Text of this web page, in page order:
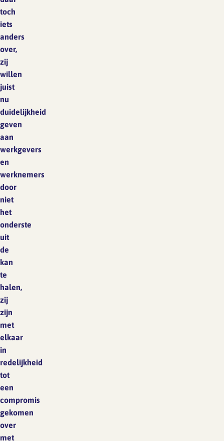
toch
iets
anders
over,
zij
willen
juist
nu
duidelijkheid
geven
aan
werkgevers
en
werknemers
door
niet
het
onderste
uit
de
kan
te
halen,
zij
zijn
met
elkaar
in
redelijkheid
tot
een
compromis
gekomen
over
met